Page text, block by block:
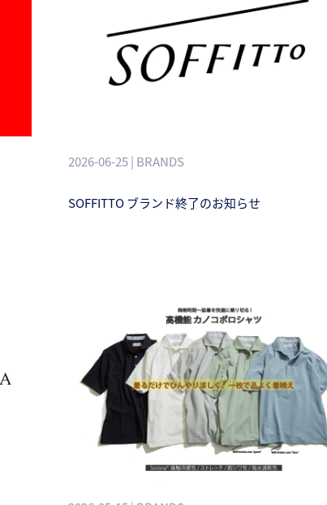
2026-06-25 | BRANDS
SOFFITTO ブランド終了のお知らせ